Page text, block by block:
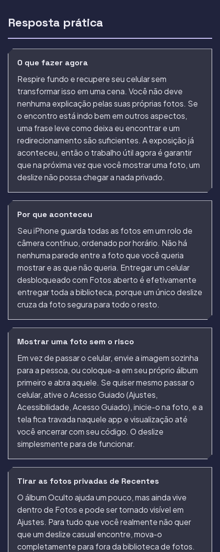
Resposta prática
O que fazer agora
Respire fundo e recupere seu celular sem
transformar isso em uma cena. Você não deve
nenhuma explicação pelas suas próprias fotos. Se
o encontro está indo bem em outros aspectos,
uma frase leve como deixa eu encontrar e um
redirecionamento são suficientes. A exposição já
aconteceu, então o trabalho útil agora é garantir
que na próxima vez que você mostrar uma foto, um
deslize não possa chegar a nada privado.
Por que aconteceu
Seu iPhone guarda todas as fotos em um rolo de
câmera contínuo, ordenado por horário. Não há
nenhuma parede entre a foto que você queria
mostrar e as que não queria. Entregar um celular
desbloqueado com Fotos aberto é efetivamente
entregar toda a biblioteca, porque um único deslize
cruza da foto segura para todo o resto.
Mostrar uma foto sem o risco
Em vez de passar o celular, envie a imagem sozinha
para a pessoa, ou coloque-a em seu próprio álbum
primeiro e abra aquele. Se quiser mesmo passar o
celular, ative o Acesso Guiado (Ajustes,
Acessibilidade, Acesso Guiado), inicie-o na foto, e a
tela fica travada naquele app e visualização até
você encerrar com seu código. O deslize
simplesmente para de funcionar.
Tirar as fotos privadas de Recentes
O álbum Oculto ajuda um pouco, mas ainda vive
dentro de Fotos e pode ser tornado visível em
Ajustes. Para tudo que você realmente não quer
que um deslize casual encontre, mova-o
completamente para fora da biblioteca de fotos.